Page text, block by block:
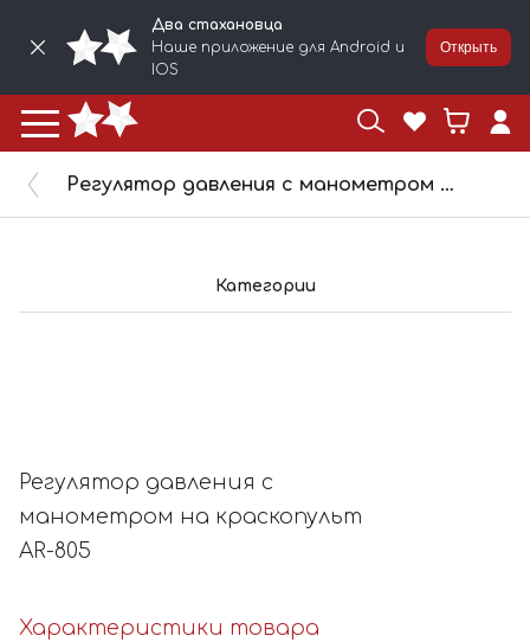
Два стахановца
Наше приложение для Android и
IOS
Открыть
Регулятор давления c манометром на краскопульт AR-805
Категории
Регулятор давления c
манометром на краскопульт
AR-805
Характеристики товара